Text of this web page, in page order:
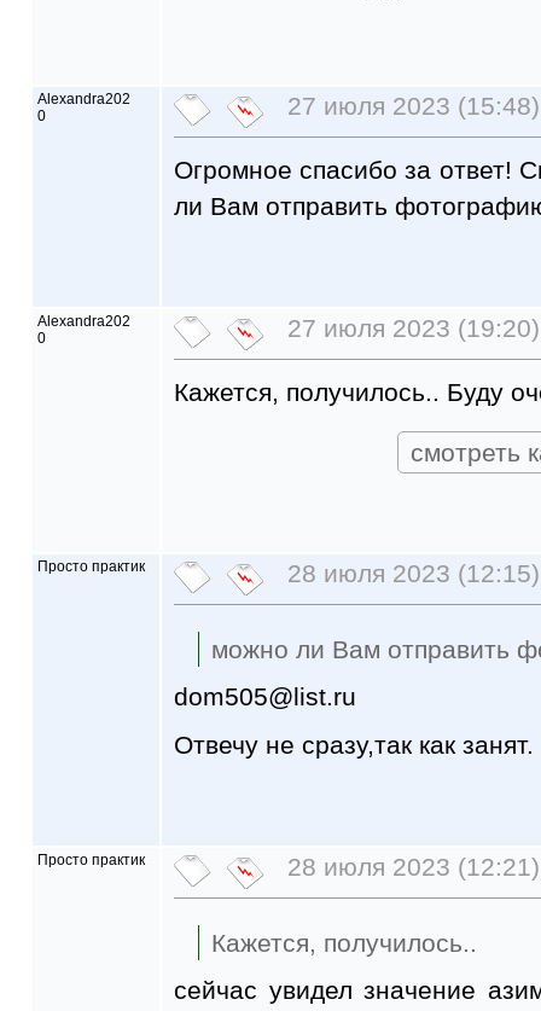
Alexandra202
0
27 июля 2023 (15:48)
Огромное спасибо за ответ!
ли Вам отправить
Alexandra202
0
27 июля 2023 (19:20)
Кажется, получилось.. Буду
смотреть
Просто практик 28 июля 2023 (12:15)
можно ли Вам отправить
dom505@list.ru
Отвечу не сразу,так как занят.
Просто практик 28 июля 2023 (12:21)
Кажется, получилось..
сейчас увидел значение